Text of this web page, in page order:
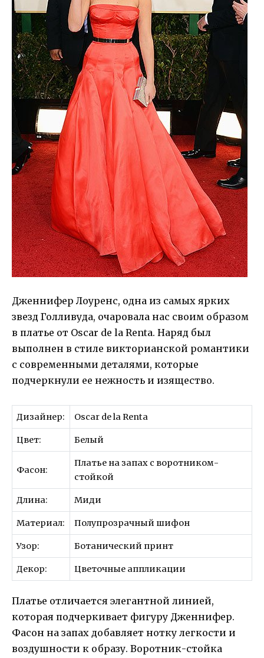
Дженнифер Лоуренс, одна из самых ярких
звезд Голливуда, очаровала нас своим образом
в платье от Oscar de la Renta. Наряд был
выполнен в стиле викторианской романтики
с современными деталями, которые
подчеркнули ее нежность и изящество.
Дизайнер: Oscar de la Renta
Цвет: Белый
Фасон:
Платье на запах с воротником-
стойкой
Длина: Миди
Материал: Полупрозрачный шифон
Узор: Ботанический принт
Декор: Цветочные аппликации
Платье отличается элегантной линией,
которая подчеркивает фигуру Дженнифер.
Фасон на запах добавляет нотку легкости и
воздушности к образу. Воротник-стойка